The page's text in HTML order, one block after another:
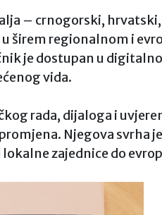
– crnogorski,
širem regionalnom i
je dostupan u
vida.
rada, dijaloga i
Njegova svrha
zajednice do